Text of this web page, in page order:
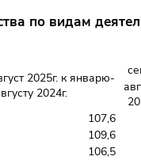
по видам
2025г. к январю-
2024г.
107,6
109,6
106,5